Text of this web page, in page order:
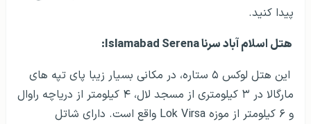
پیدا کنید.
هتل اسلام آباد سرناIslamabad Serena
:
این هتل لوکس ۵ ستاره، در مکانی بسیار زیبا پای تپه های
مارگالا در ۳ کیلومتری از مسجد لال، ۴ کیلومتر از دریاچه راوال
و ۶ کیلومتر از موزه
Lok Virsa واقع است. دارای شاتل